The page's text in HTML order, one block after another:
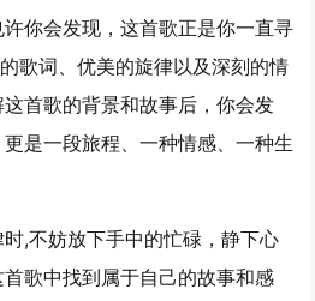
你会发现，这首歌正是你一直寻
歌词、优美的旋律以及深刻的情
首歌的背景和故事后，你会发
是一段旅程、一种情感、一种生
,不妨放下手中的忙碌，静下心
歌中找到属于自己的故事和感